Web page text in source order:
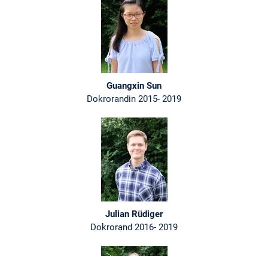
Guangxin Sun
Dokrorandin 2015- 2019
Julian Rüdiger
Dokrorand 2016- 2019